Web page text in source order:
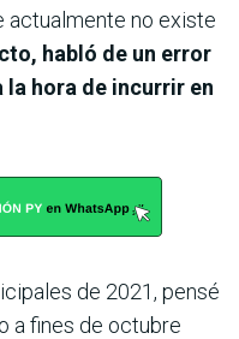
actualmente no existe
habló de un error
hora de incurrir en
de 2021, pensé
a fines de octubre